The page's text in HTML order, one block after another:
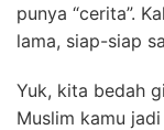
punya “cerita”.
lama, siap-siap
Yuk, kita bedah
Muslim kamu